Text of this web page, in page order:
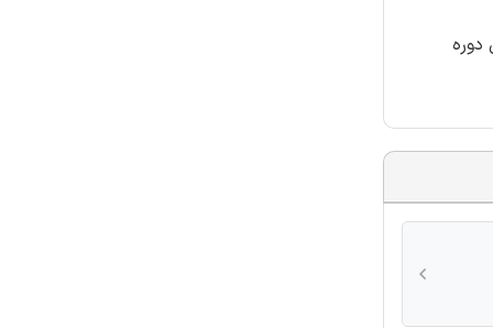
رسمی دادگستری 1405 هستید، این دوره